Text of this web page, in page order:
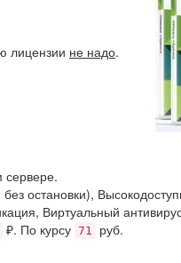
лицензии не надо.
сервере.
остановки),
Виртуальный
₽. По курсу 71
руб.